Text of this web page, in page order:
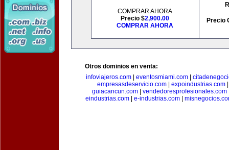
COMPRAR AHORA
Precio $2,900.00
COMPRAR AHORA
Precio
Otros dominios en venta:
infoviajeros.com
eventosmiami.com
empresasdeservicio.com
expoindustrias.com
guiacancun.com| vendedoresprofesionales.com
eindustrias.com
e-industrias.com